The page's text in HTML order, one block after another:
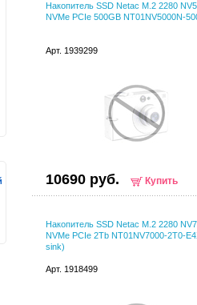
Накопитель SSD Netac M.2 2280
NVMe PCIe 500GB NT01NV5000N-
Арт. 1939299
10690 руб. Купить
Накопитель SSD Netac M.2 2280
NVMe PCIe 2Tb NT01NV7000-2T0-
sink)
Арт. 1918499